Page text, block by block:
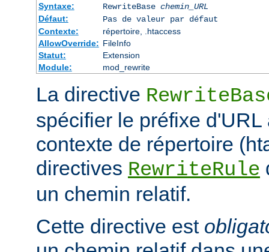
Syntaxe:
RewriteBase chemin_URL
Défaut:
Pas de valeur par défaut
Contexte:
répertoire, .htaccess
AllowOverride: FileInfo
Statut:
Extension
Module:
mod_rewrite
La directive
spécifier le préfixe
contexte de répertoire
directives RewriteRule
un chemin relatif.
Cette directive est